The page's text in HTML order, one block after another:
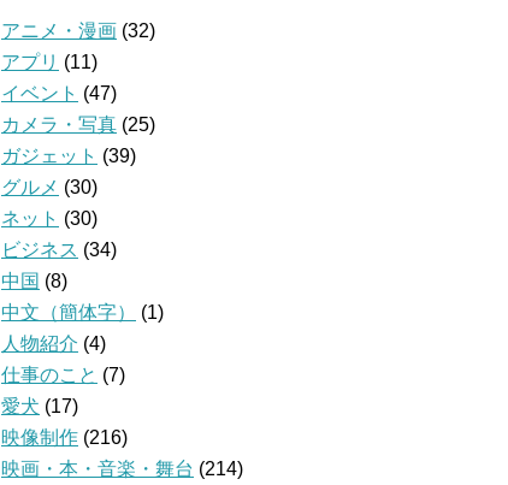
アニメ・漫画 (32)
アプリ (11)
イベント (47)
カメラ・写真 (25)
ガジェット (39)
グルメ (30)
ネット (30)
ビジネス (34)
中国 (8)
中文（簡体字）
(1)
人物紹介 (4)
仕事のこと (7)
愛犬 (17)
映像制作 (216)
映画・本・音楽・舞台 (214)